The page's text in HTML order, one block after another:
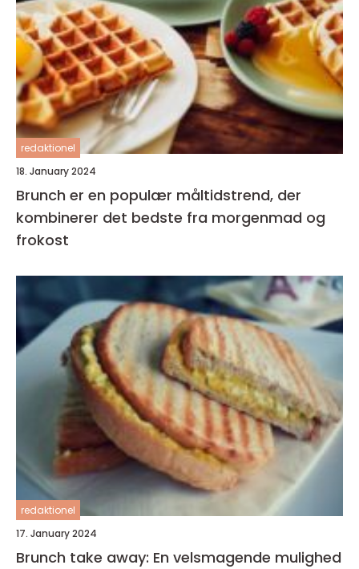
redaktionel
18. January 2024
Brunch er en populær måltidstrend, der
kombinerer det bedste fra morgenmad og
frokost
redaktionel
17. January 2024
Brunch take away: En velsmagende mulighed